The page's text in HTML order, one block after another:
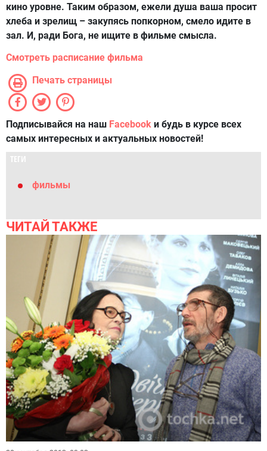
кино уровне. Таким образом, ежели душа ваша просит
хлеба и зрелищ – закупясь попкорном, смело идите в
зал. И, ради Бога, не ищите в фильме смысла.
Смотреть расписание фильма
Печать страницы
Подписывайся на наш Facebook и будь в курсе всех
самых интересных и актуальных новостей!
ТЕГИ
фильмы
ЧИТАЙ ТАКЖЕ